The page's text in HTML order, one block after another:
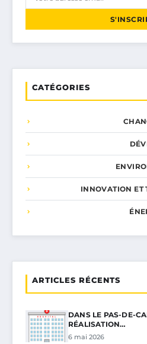
CATÉGORIES
INNOVATION ET
ARTICLES RÉCENTS
DANS LE PAS-DE-
RÉALISATION…
6 mai 2026